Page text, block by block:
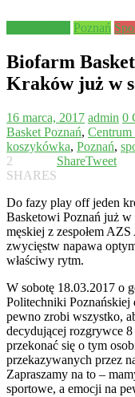
Poznań
Biofarm
Kraków już w
16 marca, 2017 admin 0
Basket Poznań, Centrum
koszykówka, Poznań,
2
SHARES
ShareTweet
Do fazy play off jeden
Basketowi Poznań już
męskiej z zespołem
zwycięstw napawa
właściwy rytm.
W sobotę 18.03.2017 o
Politechniki Poznańskiej
pewno zrobi wszystko,
decydującej rozgrywce
przekonać się o tym
przekazywanych przez
Zapraszamy na to –
sportowe, a emocji na